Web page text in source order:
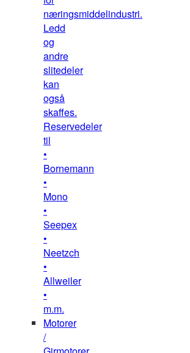
næringsmiddelindustri.
Ledd
og
andre
slitedeler
kan
også
skaffes.
Reservedeler
til
•
Bornemann
•
Mono
•
Seepex
•
Neetzch
•
Allweiler
•
m.m.
Motorer
/